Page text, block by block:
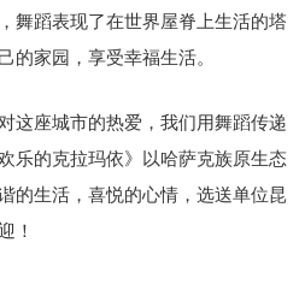
舞蹈表现了在世界屋脊上生活的塔
的家园，享受幸福生活。
这座城市的热爱，我们用舞蹈传递
乐的克拉玛依》以哈萨克族原生态
的生活，喜悦的心情，选送单位昆
！